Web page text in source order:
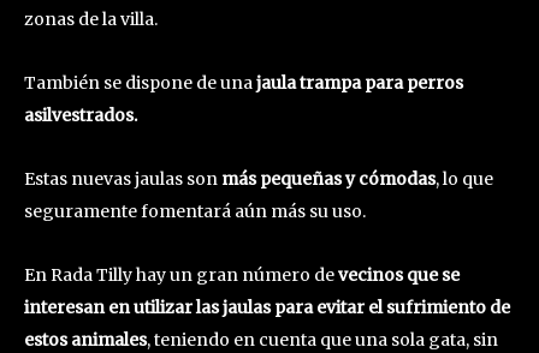
zonas de la villa.
También se dispone de unajaula trampa para perros
asilvestrados.
Estas nuevas jaulas son más pequeñas y cómodas, lo que
seguramente fomentará aún más su uso.
En Rada Tilly hay un gran número devecinos que se
interesan en utilizar las jaulas para evitar el sufrimiento de
estos animales, teniendo en cuenta que una sola gata, sin